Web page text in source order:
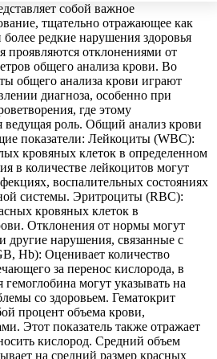
собой важное
тщательно отражающее как
редкие нарушения здоровья
проявляются отклонениями от
общего анализа крови. Во
общего анализа крови играют
диагноза, особенно при
где этому
ведущая роль. Общий анализ крови
показатели: Лейкоциты (WBC):
кровяных клеток в определенном
в количестве лейкоцитов могут
воспалительных состояниях
системы. Эритроциты (RBC):
кровяных клеток в
Отклонения от нормы могут
другие нарушения, связанные с
Hb): Оценивает количество
за перенос кислорода, в
могут указывать на
со здоровьем. Гематокрит
процент объема крови,
Этот показатель также отражает
кислород. Средний объем
на средний размер красных